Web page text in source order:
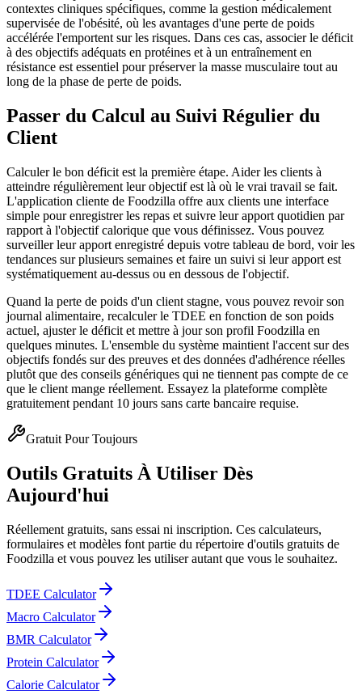
contextes cliniques spécifiques, comme la gestion médicalement
supervisée de l'obésité, où les avantages d'une perte de poids
accélérée l'emportent sur les risques. Dans ces cas, associer le déficit
à des objectifs adéquats en protéines et à un entraînement en
résistance est essentiel pour préserver la masse musculaire tout au
long de la phase de perte de poids.
Passer du Calcul au Suivi Régulier du
Client
Calculer le bon déficit est la première étape. Aider les clients à
atteindre régulièrement leur objectif est là où le vrai travail se fait.
L'application cliente de Foodzilla offre aux clients une interface
simple pour enregistrer les repas et suivre leur apport quotidien par
rapport à l'objectif calorique que vous définissez. Vous pouvez
surveiller leur apport enregistré depuis votre tableau de bord, voir les
tendances sur plusieurs semaines et faire un suivi si leur apport est
systématiquement au-dessus ou en dessous de l'objectif.
Quand la perte de poids d'un client stagne, vous pouvez revoir son
journal alimentaire, recalculer le TDEE en fonction de son poids
actuel, ajuster le déficit et mettre à jour son profil Foodzilla en
quelques minutes. L'ensemble du système maintient l'accent sur des
objectifs fondés sur des preuves et des données d'adhérence réelles
plutôt que des conseils génériques qui ne tiennent pas compte de ce
que le client mange réellement. Essayez la plateforme complète
gratuitement pendant 10 jours sans carte bancaire requise.
Gratuit Pour Toujours
Outils Gratuits À Utiliser Dès
Aujourd'hui
Réellement gratuits, sans essai ni inscription. Ces calculateurs,
formulaires et modèles font partie du répertoire d'outils gratuits de
Foodzilla et vous pouvez les utiliser autant que vous le souhaitez.
TDEE Calculator
Macro Calculator
BMR Calculator
Protein Calculator
Calorie Calculator